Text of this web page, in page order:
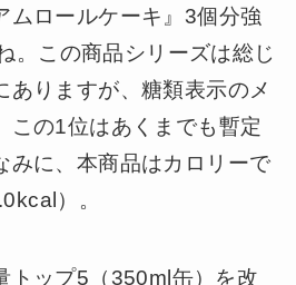
ムロールケーキ』3個分強
。この商品シリーズは総じ
ありますが、糖類表示のメ
この1位はあくまでも暫定
みに、本商品はカロリーで
）。
トップ5（350ml缶）を改